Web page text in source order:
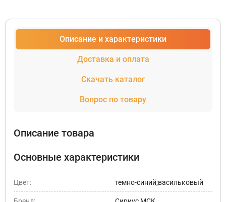
Описание и характеристики
Доставка и оплата
Скачать каталог
Вопрос по товару
Описание товара
Основные характеристики
Цвет: темно-синий;васильковый